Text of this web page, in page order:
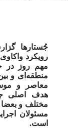
جُستارها
رویکرد
مهم روز در
منطقه‌ای و
معاصر و
هدف اصلی
مختلف و بعضا
مسئولان
است.